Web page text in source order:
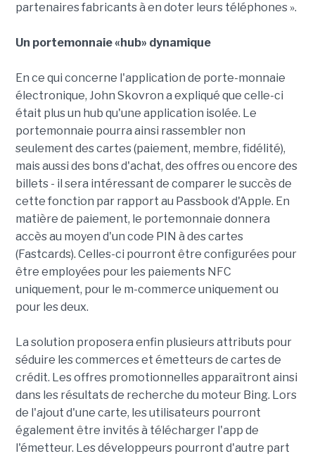
partenaires fabricants à en doter leurs téléphones ».
Un portemonnaie «hub» dynamique
En ce qui concerne l'application de porte-monnaie
électronique, John Skovron a expliqué que celle-ci
était plus un hub qu'une application isolée. Le
portemonnaie pourra ainsi rassembler non
seulement des cartes (paiement, membre, fidélité),
mais aussi des bons d'achat, des offres ou encore des
billets - il sera intéressant de comparer le succès de
cette fonction par rapport au Passbook d'Apple. En
matière de paiement, le portemonnaie donnera
accès au moyen d'un code PIN à des cartes
(Fastcards). Celles-ci pourront être configurées pour
être employées pour les paiements NFC
uniquement, pour le m-commerce uniquement ou
pour les deux.
La solution proposera enfin plusieurs attributs pour
séduire les commerces et émetteurs de cartes de
crédit. Les offres promotionnelles apparaîtront ainsi
dans les résultats de recherche du moteur Bing. Lors
de l'ajout d'une carte, les utilisateurs pourront
également être invités à télécharger l'app de
l'émetteur. Les développeurs pourront d'autre part